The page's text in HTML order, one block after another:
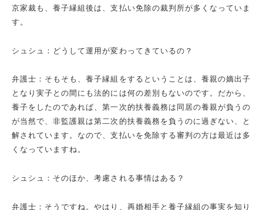
京家裁も、養子縁組後は、支払い免除の裁判所が多くなっていま
す。
シュシュ：どうして運用が変わってきているの？
弁護士：そもそも、養子縁組をするということは、養親の嫡出子
となり実子との間にも法的には何の差別もないのです。だから、
養子をしたのであれば、第一次的扶養義務は同居の養親が負うの
が当然で、非監護親は第二次的扶養義務を負うのに過ぎない、と
解されています。なので、支払いを免除する審判の方は最近は多
くなっていますね。
シュシュ：そのほか、考慮される事情はある？
弁護士：そうですね。やはり、再婚相手と養子縁組の事実を知り